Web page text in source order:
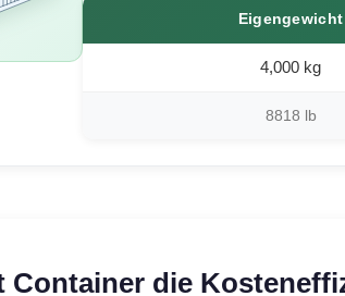
Eigengewicht
4,000 kg
8818 lb
Container die